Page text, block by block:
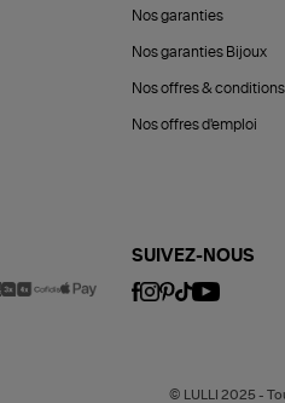
Nos garanties
Nos garanties Bijoux
Nos offres & conditions
Nos offres d'emploi
SUIVEZ-NOUS
© LULLI 2025 -